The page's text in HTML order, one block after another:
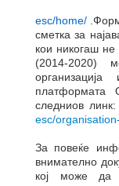
esc/home/
сметка за
кои никогаш не
(2014-2020)
платформата
следниов линк:
esc/
За повеќе
внимателно
кој може да